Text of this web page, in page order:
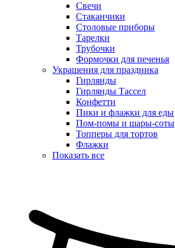
Свечи
Стаканчики
Столовые приборы
Тарелки
Трубочки
Формочки для печенья
Украшения для праздника
Гирлянды
Гирлянды Тассел
Конфетти
Пики и флажки для еды
Пом-помы и шары-соты
Топперы для тортов
Флажки
Показать все